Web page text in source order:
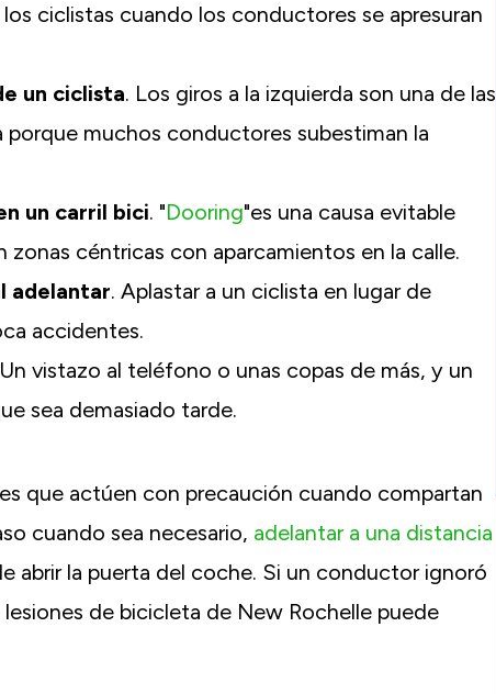
ciclistas cuando los conductores se apresuran
un ciclista. Los giros a la izquierda son una de las
muchos conductores subestiman la
un carril bici. "Dooring"es una causa evitable
céntricas con aparcamientos en la calle.
adelantar. Aplastar a un ciclista en lugar de
accidentes.
vistazo al teléfono o unas copas de más, y un
sea demasiado tarde.
que actúen con precaución cuando compartan
cuando sea necesario, adelantar a una distancia
abrir la puerta del coche. Si un conductor ignoró
de bicicleta de New Rochelle puede